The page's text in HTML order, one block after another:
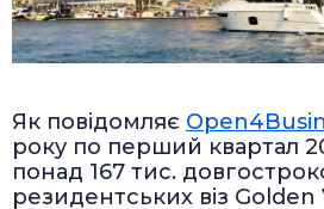
Як повідомляє
року по перший квартал
понад 167 тис.
резидентських віз Golden